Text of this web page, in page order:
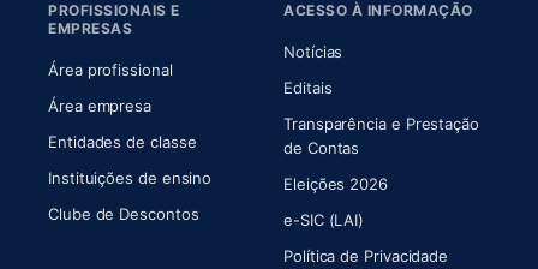
PROFISSIONAIS E
EMPRESAS
Área profissional
Área empresa
Entidades de classe
Instituições de ensino
Clube de Descontos
ACESSO À INFORMAÇÃO
Notícias
Editais
Transparência e Prestação
de Contas
Eleições 2026
e-SIC (LAI)
Política de Privacidade